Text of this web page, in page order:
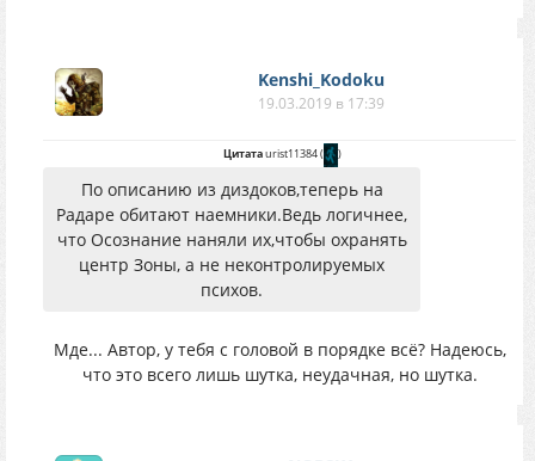
Kenshi_Kodoku
19.03.2019 в 17:39
Цитатаurist11384( )
По описанию из диздоков,теперь на
Радаре обитают наемники.Ведь логичнее,
что Осознание наняли их,чтобы охранять
центр Зоны, а не неконтролируемых
психов.
Мде... Автор, у тебя с головой в порядке всё? Надеюсь,
что это всего лишь шутка, неудачная, но шутка.